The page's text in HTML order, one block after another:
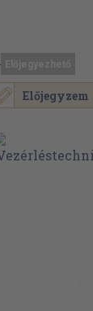
Előjegyzem